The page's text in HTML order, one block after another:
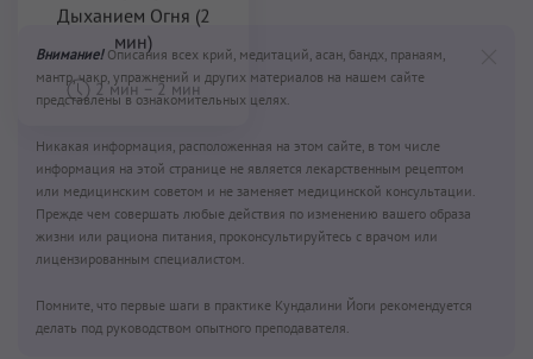
Внимание!Описания всех крий, медитаций, асан, бандх, пранаям,
мантр, чакр, упражнений и других материалов на нашем сайте
представлены в ознакомительных целях.
Никакая информация, расположенная на этом сайте, в том числе
информация на этой странице не является лекарственным рецептом
или медицинским советом и не заменяет медицинской консультации.
Прежде чем совершать любые действия по изменению вашего образа
жизни или рациона питания, проконсультируйтесь с врачом или
лицензированным специалистом.
Помните, что первые шаги в практике Кундалини Йоги рекомендуется
делать под руководством опытного преподавателя.